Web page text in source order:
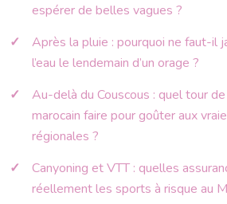
espérer de belles vagues ?
Après la pluie : pourquoi ne faut-il
l’eau le lendemain d’un orage ?
Au-delà du Couscous : quel tour de
marocain faire pour goûter aux
régionales ?
Canyoning et VTT : quelles
réellement les sports à risque au